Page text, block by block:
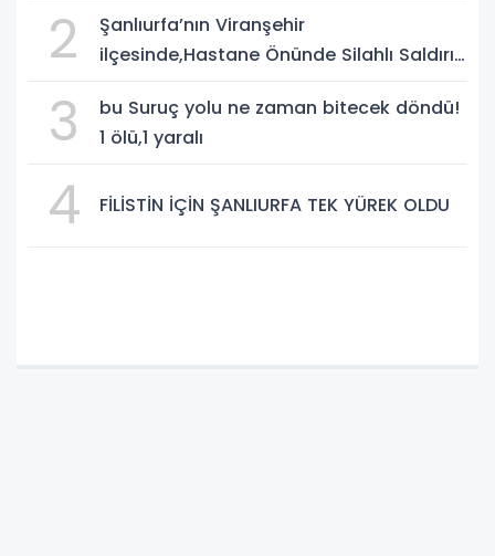
2
Şanlıurfa’nın Viranşehir
ilçesinde,Hastane Önünde Silahlı Saldırı:
3
bu Suruç yolu ne zaman bitecek döndü!
1 ölü,1 yaralı
4 FİLİSTİN İÇİN ŞANLIURFA TEK YÜREK OLDU